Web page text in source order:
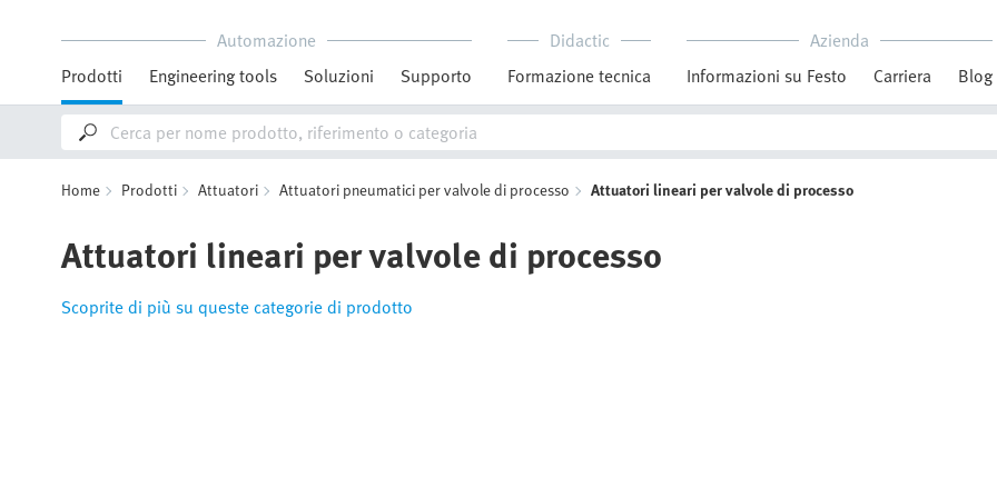
Automazione
Prodotti
Engineering tools Soluzioni Supporto
Didactic
Formazione tecnica
Azienda
Informazioni su Festo
Carriera Blog
Home Prodotti Attuatori Attuatori pneumatici per valvole di processo Attuatori lineari per valvole di processo
Attuatori lineari per valvole di processo
Scoprite di più su queste categorie di prodotto